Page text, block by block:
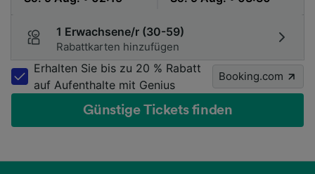
1 Erwachsene/r (30-59)
Rabattkarten hinzufügen
Erhalten Sie bis zu 20 % Rabatt
auf Aufenthalte mit Genius
Booking.com
Günstige Tickets finden